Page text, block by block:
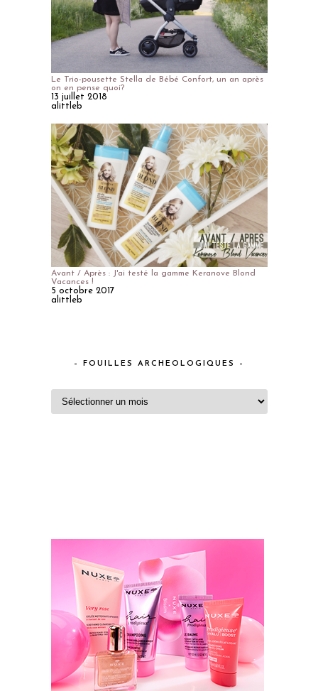
Le Trio-pousette Stella de Bébé Confort, un an après
on en pense quoi?
13 juillet 2018
alittleb
Avant / Après : J'ai testé la gamme Keranove Blond
Vacances !
5 octobre 2017
alittleb
– FOUILLES ARCHEOLOGIQUES –